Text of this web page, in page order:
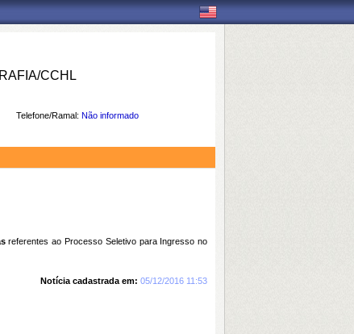
CCHL
Telefone/Ramal: Não informado
referentes ao Processo Seletivo para Ingresso no
Notícia cadastrada em: 05/12/2016 11:53